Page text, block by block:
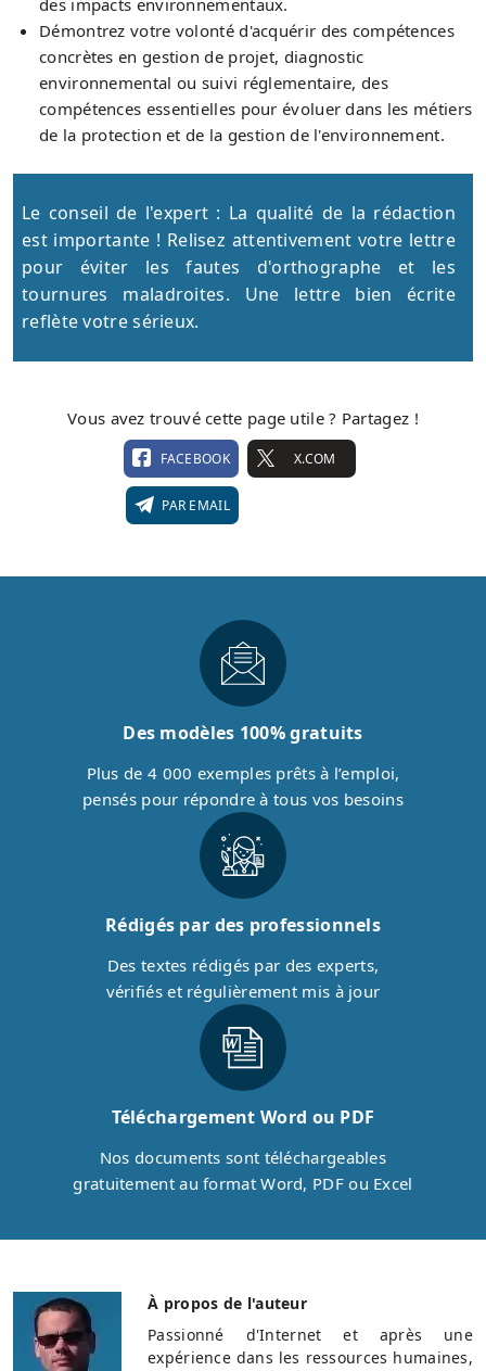
Démontrez votre volonté d'acquérir des compétences
concrètes en gestion de projet, diagnostic
environnemental ou suivi réglementaire, des
compétences essentielles pour évoluer dans les métiers
de la protection et de la gestion de l'environnement.
Le conseil de l'expert : La qualité de la rédaction
est importante ! Relisez attentivement votre lettre
pour éviter les fautes d'orthographe et les
tournures maladroites. Une lettre bien écrite
reflète votre sérieux.
Vous avez trouvé cette page utile ? Partagez !
FACEBOOK X.COM
PAR EMAIL
Des modèles 100% gratuits
Plus de 4 000 exemples prêts à l’emploi,
pensés pour répondre à tous vos besoins
Rédigés par des professionnels
Des textes rédigés par des experts,
vérifiés et régulièrement mis à jour
Téléchargement Word ou PDF
Nos documents sont téléchargeables
gratuitement au format Word, PDF ou Excel
À propos de l'auteur
Passionné d'Internet et après une
expérience dans les ressources humaines,